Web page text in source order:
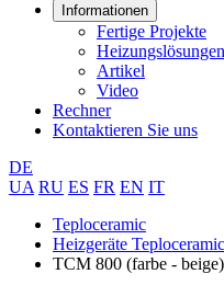
Informationen
Fertige Projekte
Heizungslösungen
Artikel
Video
Rechner
Kontaktieren Sie uns
DE
UA RU ES FR EN IT
Teploceramic
Heizgeräte Teploceramic
ТСМ 800 (farbe - beige)